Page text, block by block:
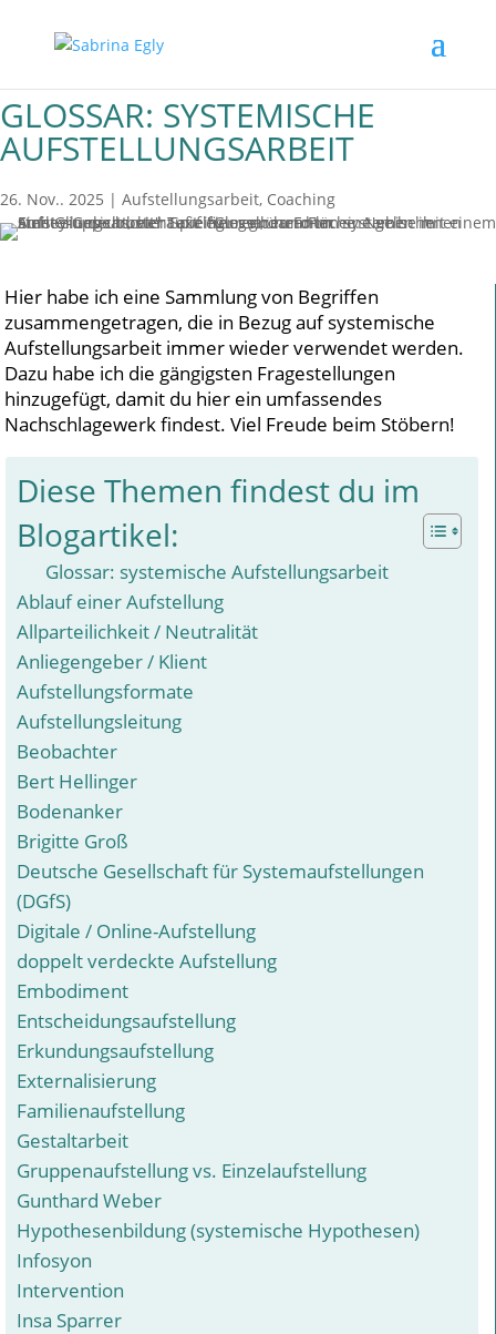
GLOSSAR: SYSTEMISCHE
AUFSTELLUNGSARBEIT
26. Nov.. 2025 | Aufstellungsarbeit, Coaching
Hier habe ich eine Sammlung von Begriffen
zusammengetragen, die in Bezug auf systemische
Aufstellungsarbeit immer wieder verwendet werden.
Dazu habe ich die gängigsten Fragestellungen
hinzugefügt, damit du hier ein umfassendes
Nachschlagewerk findest. Viel Freude beim Stöbern!
Diese Themen findest du im
Blogartikel:
Glossar: systemische Aufstellungsarbeit
Ablauf einer Aufstellung
Allparteilichkeit / Neutralität
Anliegengeber / Klient
Aufstellungsformate
Aufstellungsleitung
Beobachter
Bert Hellinger
Bodenanker
Brigitte Groß
Deutsche Gesellschaft für Systemaufstellungen
(DGfS)
Digitale / Online-Aufstellung
doppelt verdeckte Aufstellung
Embodiment
Entscheidungsaufstellung
Erkundungsaufstellung
Externalisierung
Familienaufstellung
Gestaltarbeit
Gruppenaufstellung vs. Einzelaufstellung
Gunthard Weber
Hypothesenbildung (systemische Hypothesen)
Infosyon
Intervention
Insa Sparrer